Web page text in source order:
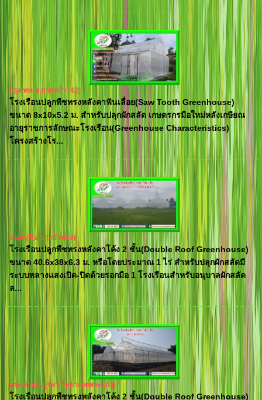
กรุงเทพ(ซ.ลาดพร้าว42)
โรงเรือนปลูกพืชทรงหลังคาฟันเลื่อย(Saw Tooth Greenhouse)
ขนาด 8x10x5.2 ม. สำหรับปลุกผักสลัด เกษตรกรมือใหม่หลังเกษียณ
อายุราชการลักษณะโรงเรือน(Greenhouse Characteristics)
โครงสร้างโร...
นนทบุรี(อ.บางบัวทอง)
โรงเรือนปลูกพืชทรงหลังคาโค้ง 2 ชั้น(Double Roof Greenhouse)
ขนาด 40.6x38x6.3 ม. หรือโดยประมาณ 1 ไร่ สำหรับปลุกผักสลัดมี
ระบบพลางแสงเปิด-ปิดด้วยรอกมือ 1 โรงเรือนสำหรับอนุบาลผักสลัด
ล...
สระแก้ว(ม.บูรพา วิทยาเขตสระแก้ว)
โรงเรือนปลูกพืชทรงหลังคาโค้ง 2 ชั้น(Double Roof Greenhouse)